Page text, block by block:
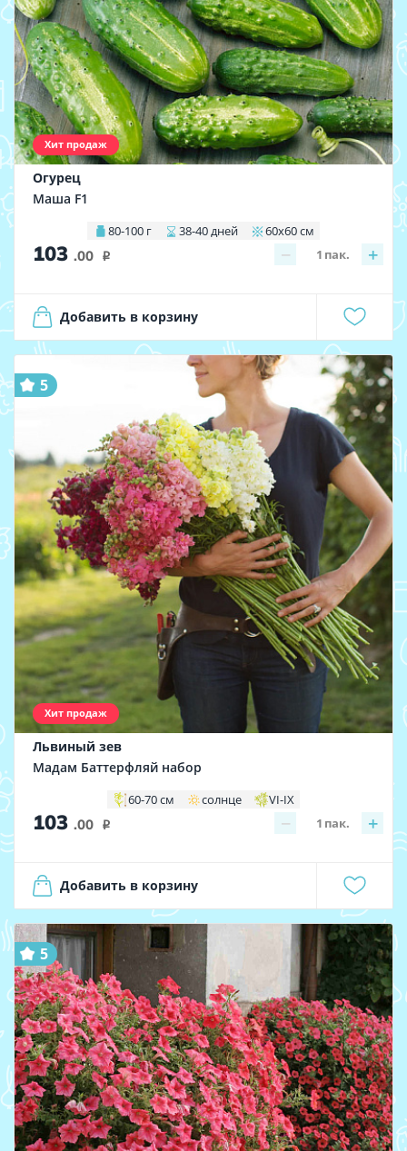
Хит продаж
Огурец
Маша F1
80-100 г 38-40 дней 60х60 см
103 .00 i − +
1 пак.
Добавить в корзину
Хит продаж
5
Львиный зев
Мадам Баттерфляй набор
60-70 см солнце VI-IX
103 .00 i − +
1 пак.
Добавить в корзину
5